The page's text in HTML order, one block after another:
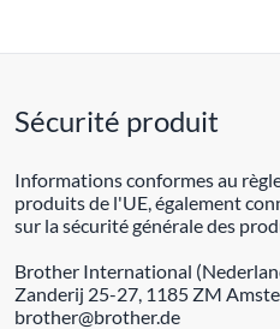
Sécurité produit
Informations conformes au
produits de l'UE, également
sur la sécurité générale des
Brother International
Zanderij 25-27, 1185 ZM
brother@brother.de